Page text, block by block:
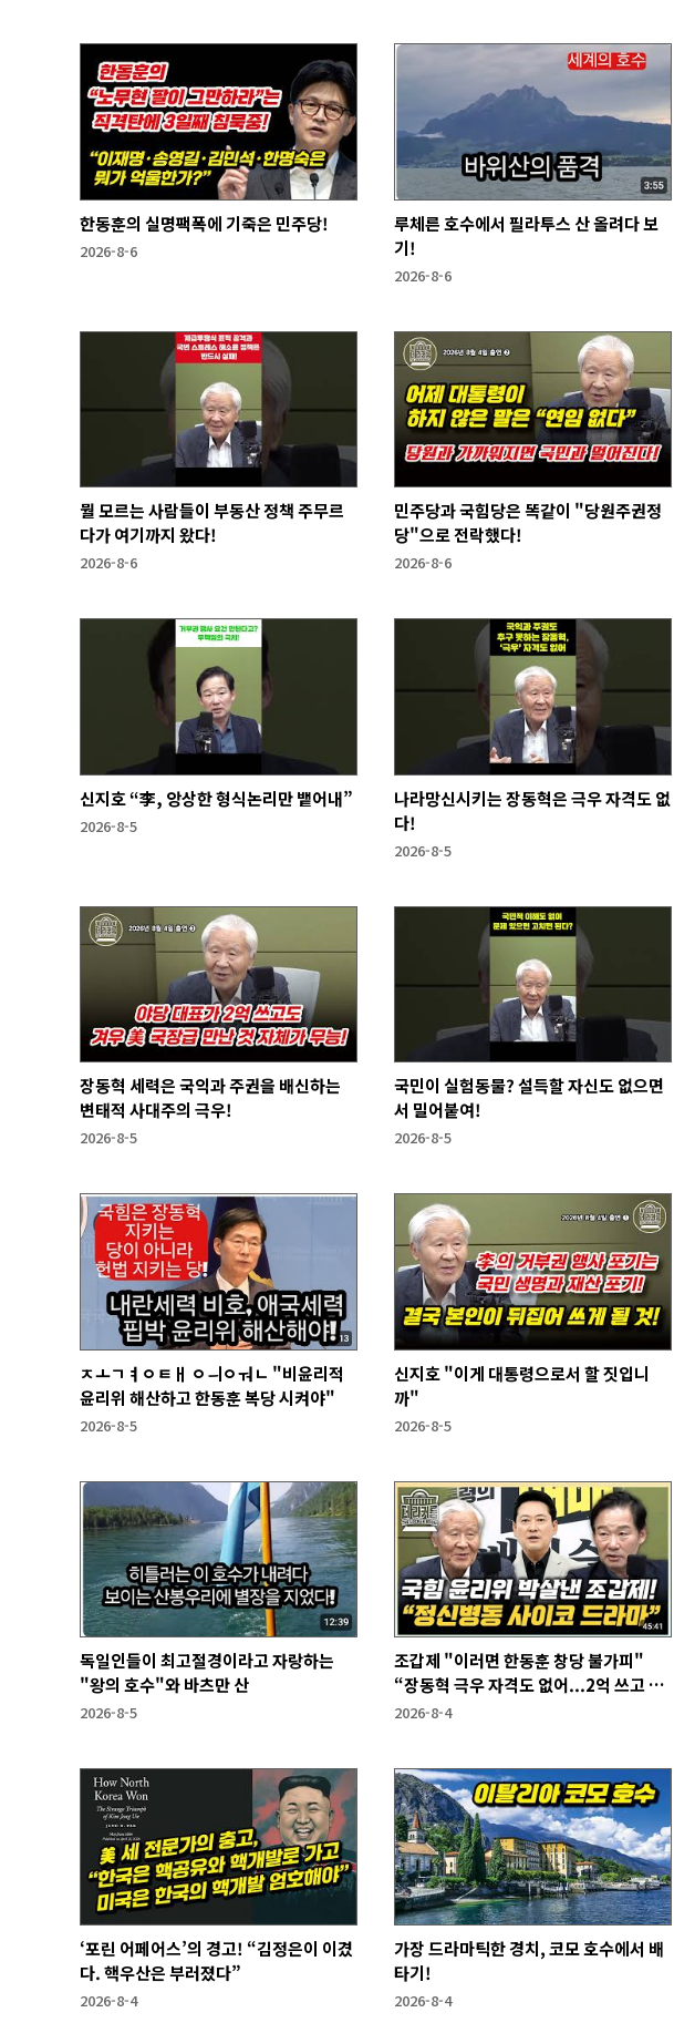
한동훈의 실명팩폭에 기죽은 민주당!
2026-8-6
루체른 호수에서 필라투스 산 올려다 보
기!
2026-8-6
뭘 모르는 사람들이 부동산 정책 주무르
다가 여기까지 왔다!
2026-8-6
민주당과 국힘당은 똑같이 "당원주권정
당"으로 전락했다!
2026-8-6
신지호 “李, 앙상한 형식논리만 뱉어내”
2026-8-5
나라망신시키는 장동혁은 극우 자격도 없
다!
2026-8-5
장동혁 세력은 국익과 주권을 배신하는
변태적 사대주의 극우!
2026-8-5
국민이 실험동물? 설득할 자신도 없으면
서 밀어붙여!
2026-8-5
ㅈㅗㄱㅕㅇㅌㅐ ㅇㅢㅇㅝㄴ "비윤리적
윤리위 해산하고 한동훈 복당 시켜야"
2026-8-5
신지호 "이게 대통령으로서 할 짓입니
까"
2026-8-5
독일인들이 최고절경이라고 자랑하는
"왕의 호수"와 바츠만 산
2026-8-5
조갑제 "이러면 한동훈 창당 불가피"
“장동혁 극우 자격도 없어...2억 쓰고 성
과 없어”
2026-8-4
‘포린 어페어스’의 경고! “김정은이 이겼
다. 핵우산은 부러졌다”
2026-8-4
가장 드라마틱한 경치, 코모 호수에서 배
타기!
2026-8-4